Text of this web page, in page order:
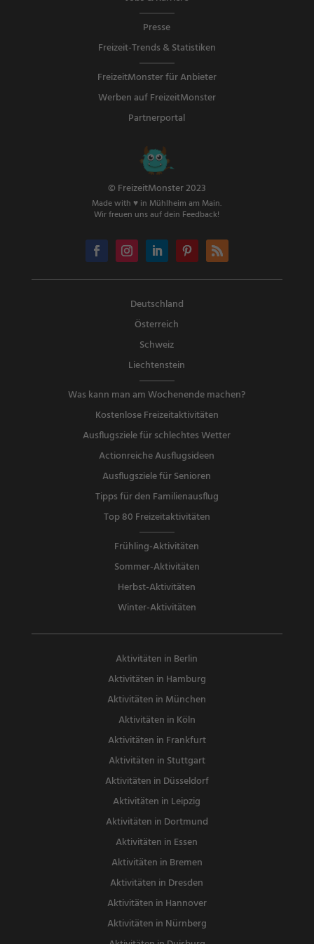
Presse
Freizeit-Trends & Statistiken
FreizeitMonster für Anbieter
Werben auf FreizeitMonster
Partnerportal
© FreizeitMonster 2023
Made with ♥ in Mühlheim am Main.
Wir freuen uns auf dein Feedback!
Deutschland
Österreich
Schweiz
Liechtenstein
Was kann man am Wochenende machen?
Kostenlose Freizeitaktivitäten
Ausflugsziele für schlechtes Wetter
Actionreiche Ausflugsideen
Ausflugsziele für Senioren
Tipps für den Familienausflug
Top 80 Freizeitaktivitäten
Frühling-Aktivitäten
Sommer-Aktivitäten
Herbst-Aktivitäten
Winter-Aktivitäten
Aktivitäten in Berlin
Aktivitäten in Hamburg
Aktivitäten in München
Aktivitäten in Köln
Aktivitäten in Frankfurt
Aktivitäten in Stuttgart
Aktivitäten in Düsseldorf
Aktivitäten in Leipzig
Aktivitäten in Dortmund
Aktivitäten in Essen
Aktivitäten in Bremen
Aktivitäten in Dresden
Aktivitäten in Hannover
Aktivitäten in Nürnberg